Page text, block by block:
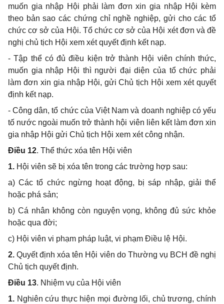
muốn gia nhập Hội phải làm đơn xin gia nhập Hội kèm
theo bản sao các chứng chỉ nghề nghiệp, gửi cho các tổ
chức cơ sở của Hội. Tổ chức cơ sở của Hội xét đơn và đề
nghị chủ tịch Hội xem xét quyết định kết nạp.
- Tập thể có đủ điều kiện trở thành Hội viên chính thức,
muốn gia nhập Hội thì người đại diện của tổ chức phải
làm đơn xin gia nhập Hội, gửi Chủ tịch Hội xem xét quyết
định kết nạp.
- Công dân, tổ chức của Việt Nam và doanh nghiệp có yếu
tố nước ngoài muốn trở thành hội viên liên kết làm đơn xin
gia nhập Hội gửi Chủ tịch Hội xem xét công nhận.
Điều 12. Thể thức xóa tên Hội viên
1. Hội viên sẽ bị xóa tên trong các trường hợp sau:
a) Các tổ chức ngừng hoạt động, bị sáp nhập, giải thể
hoặc phá sản;
b) Cá nhân không còn nguyện vọng, không đủ sức khỏe
hoặc qua đời;
c) Hội viên vi phạm pháp luật, vi phạm Điều lệ Hội.
2. Quyết định xóa tên Hội viên do Thường vụ BCH đề nghị
Chủ tịch quyết định.
Điều 13. Nhiệm vụ của Hội viên
1. Nghiên cứu thực hiện mọi đường lối, chủ trương, chính